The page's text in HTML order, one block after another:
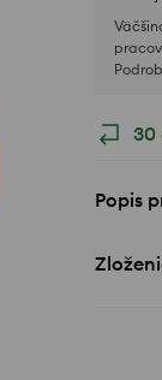
30
Popis